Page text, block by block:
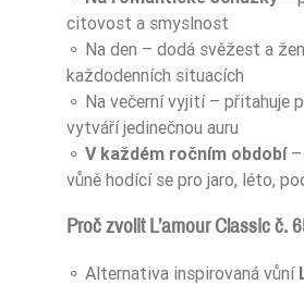
citovost a smyslnost
⚬ Na den – dodá svěžest a
každodenních situacích
⚬ Na večerní vyjití – přitahuje
vytváří jedinečnou auru
⚬ V každém ročním období–
vůně hodící se pro jaro, léto,
Proč zvolit L’amour Classic č.
⚬ Alternativa inspirovaná vůní